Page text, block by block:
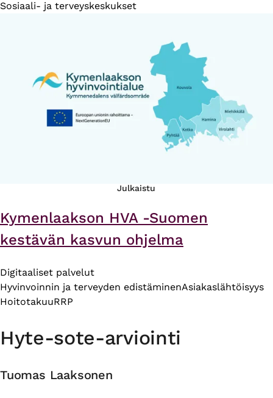
Sosiaali- ja terveyskeskukset
Julkaistu
Kymenlaakson HVA -Suomen
kestävän kasvun ohjelma
Digitaaliset palvelut
Hyvinvoinnin ja terveyden edistäminenAsiakaslähtöisyys
HoitotakuuRRP
Hyte-sote-arviointi
Tuomas Laaksonen